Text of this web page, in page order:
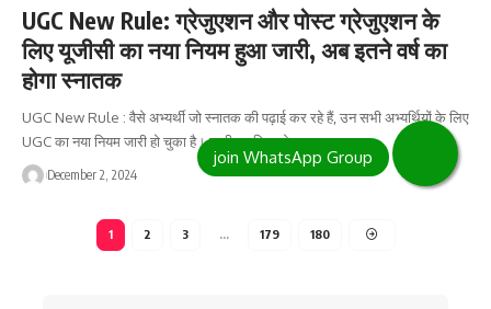
UGC New Rule: ग्रेजुएशन और पोस्ट ग्रेजुएशन के
लिए यूजीसी का नया नियम हुआ जारी, अब इतने वर्ष का
होगा स्नातक
UGC New Rule : वैसे अभ्यर्थी जो स्नातक की पढ़ाई कर रहे हैं, उन सभी अभ्यर्थियों के लिए
UGC का नया नियम जारी हो चुका है। जारी नए नियम के…
December 2, 2024
1 2 3 … 179 180